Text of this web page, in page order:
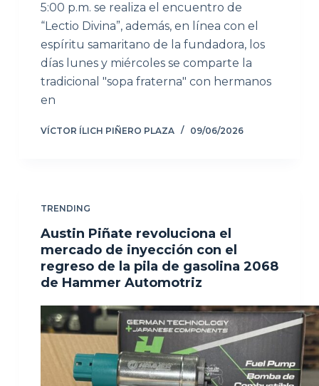
5:00 p.m. se realiza el encuentro de
“Lectio Divina”, además, en línea con el
espíritu samaritano de la fundadora, los
días lunes y miércoles se comparte la
tradicional "sopa fraterna" con hermanos
en
VÍCTOR ÍLICH PIÑERO PLAZA 09/06/2026
TRENDING
Austin Piñate revoluciona el
mercado de inyección con el
regreso de la pila de gasolina 2068
de Hammer Automotriz